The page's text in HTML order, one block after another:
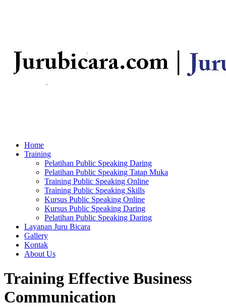
Home
Training
Pelatihan Public Speaking Daring
Pelatihan Public Speaking Tatap Muka
Training Public Speaking Online
Training Public Speaking Skills
Kursus Public Speaking Online
Kursus Public Speaking Daring
Pelatihan Public Speaking Daring
Layanan Juru Bicara
Gallery
Kontak
About Us
Training Effective Business
Communication